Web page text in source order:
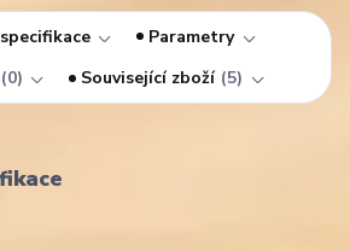
Parametry
0 Související zboží 5